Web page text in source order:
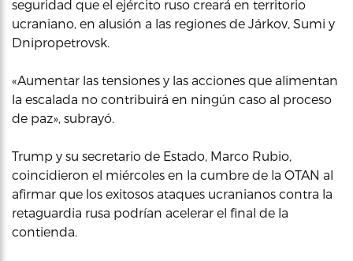
seguridad que el ejército ruso creará en territorio
ucraniano, en alusión a las regiones de Járkov, Sumi y
Dnipropetrovsk.
«Aumentar las tensiones y las acciones que alimentan
la escalada no contribuirá en ningún caso al proceso
de paz», subrayó.
Trump y su secretario de Estado, Marco Rubio,
coincidieron el miércoles en la cumbre de la OTAN al
afirmar que los exitosos ataques ucranianos contra la
retaguardia rusa podrían acelerar el final de la
contienda.